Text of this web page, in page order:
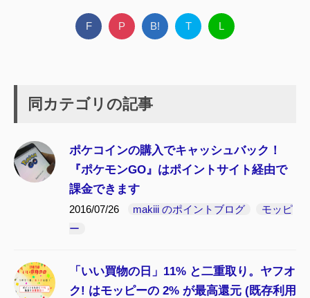
F P B! T L
同カテゴリの記事
ポケコインの購入でキャッシュバック！
『ポケモンGO』はポイントサイト経由で
課金できます
2016/07/26 makiii のポイントブログ
モッピ
ー
「いい買物の日」11% と二重取り。ヤフオ
ク! はモッピーの 2% が最高還元 (既存利用